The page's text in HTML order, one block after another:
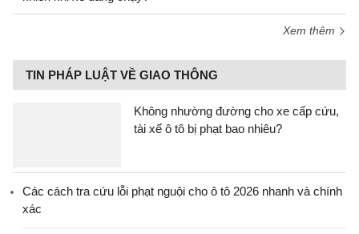
Xem thêm
TIN PHÁP LUẬT VỀ GIAO THÔNG
Không nhường đường cho xe cấp cứu,
tài xế ô tô bị phạt bao nhiêu?
Các cách tra cứu lỗi phạt nguội cho ô tô 2026 nhanh và chính
xác